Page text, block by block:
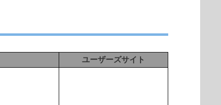
ユーザーズサイト